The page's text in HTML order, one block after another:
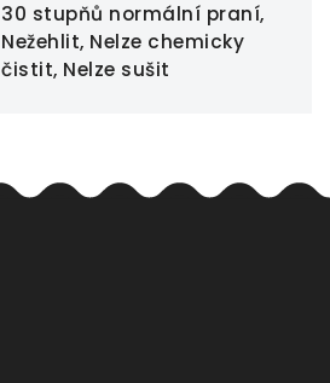
30 stupňů normální praní,
Nežehlit, Nelze chemicky
čistit, Nelze sušit